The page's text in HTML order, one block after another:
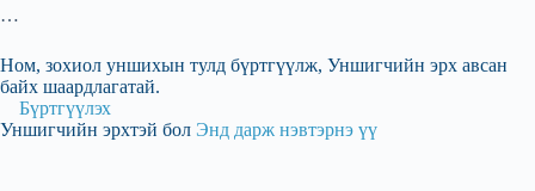
…
Ном, зохиол уншихын тулд бүртгүүлж, Уншигчийн эрх авсан
байх шаардлагатай.
Бүртгүүлэх
Уншигчийн эрхтэй бол Энд дарж нэвтэрнэ үү